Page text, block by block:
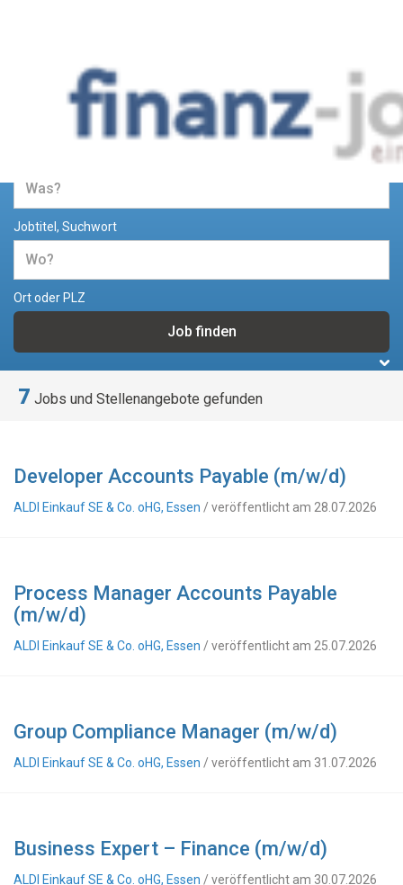
Jobs und Stellenangebote im
Bereich Finanzen
Jobtitel, Suchwort
Ort oder PLZ
7 Jobs und Stellenangebote gefunden
Developer Accounts Payable (m/w/d)
ALDI Einkauf SE & Co. oHG, Essen / veröffentlicht am 28.07.2026
Process Manager Accounts Payable
(m/w/d)
ALDI Einkauf SE & Co. oHG, Essen / veröffentlicht am 25.07.2026
Group Compliance Manager (m/w/d)
ALDI Einkauf SE & Co. oHG, Essen / veröffentlicht am 31.07.2026
Business Expert – Finance (m/w/d)
ALDI Einkauf SE & Co. oHG, Essen / veröffentlicht am 30.07.2026